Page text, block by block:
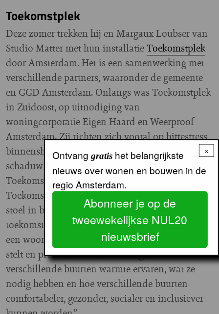
Toekomstplek
Deze zomer trekken hij en Margaux Loubser van
Studio Matter met hun installatieToekomstplek
door Amsterdam. Het is een samenwerking met
verschillende partners, waaronder de gemeente
en GGD Amsterdam. Onlangs was Toekomstplek
in Zuidoost, op uitnodiging van
woningcorporatie Eigen Haard en Weerproof
Amsterdam. Zij richten zich vooral op hittestress
binnenshuis, maar zien ook het belang van
schaduw voor het welzijn van bewoners.
Toekomstplek is geïnspireerd op de
Toekomststoel, een initiatief om altijd een lege
stoel in bestuurskamers neer te zetten die
toekomstige generaties vertegenwoordigt. “Dit is
een woonkamer die door de stad beweegt, vragen
stelt en probeert in kaart te brengen hoe
verschillende buurten warmte ervaren, wat ze
nodig hebben en hoe verschillende buurten
comfortabeler, gezonder, socialer en inclusiever
×
Ontvang gratishet belangrijkste
nieuws over wonen en bouwen in de
regio Amsterdam.
Abonneer je op de
tweewekelijkse NUL20
nieuwsbrief